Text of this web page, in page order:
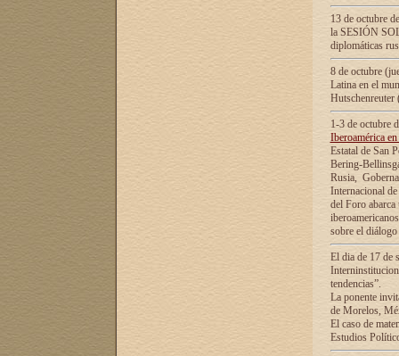
13 de octubre
la SESIÓN
diplomáticas
8 de octubre
Latina en el
1-3 de octubre
Iberoamérica
Estatal de San
Bering-
Rusia,
Internacional
del Foro
sobre el
El dia de 17 de
tendencias”.
La ponente
de Morelos,
El caso de
Estudios